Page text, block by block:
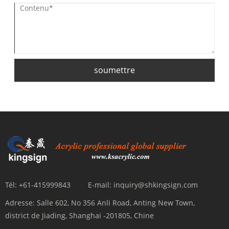
soumettre
Tél: +61-415999843 E-mail: inquiry@shkingsign.com
Adresse: Salle 602, No 356 Anli Road, Anting New Town,
district de Jiading, Shanghai -201805, Chine